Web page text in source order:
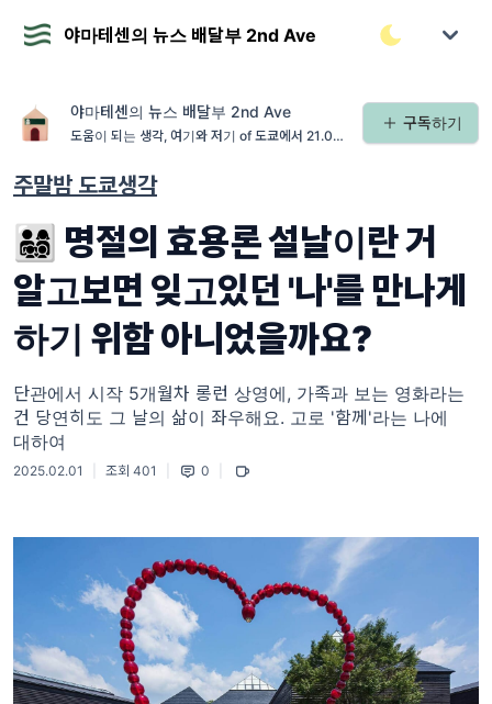
야마테센의 뉴스 배달부 2nd Ave
야마테센의 뉴스 배달부 2nd Ave
도움이 되는 생각, 여기와 저기 of 도쿄에서 21.01.
구독하기
주말밤 도쿄생각
👨‍👩‍👧‍👦 명절의 효용론 설날이란 거
알고보면 잊고있던 '나'를 만나게
하기 위함 아니었을까요?
단관에서 시작 5개월차 롱런 상영에, 가족과 보는 영화라는
건 당연히도 그 날의 삶이 좌우해요. 고로 '함께'라는 나에
대하여
2025.02.01 조회 401 0